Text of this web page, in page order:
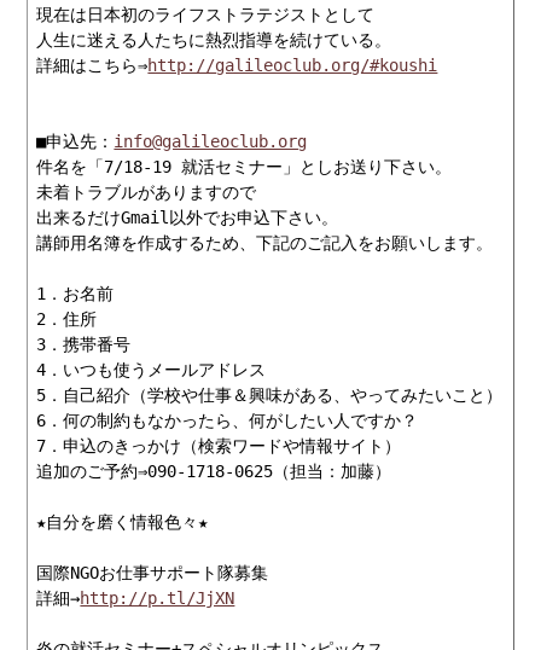
現在は日本初のライフストラテジストとして
人生に迷える人たちに熱烈指導を続けている。
詳細はこちら⇒http://galileoclub.org/#koushi
■申込先： info@galileoclub.org
件名を「7/18-19 就活セミナー」としお送り下さい。
未着トラブルがありますので
出来るだけGmail以外でお申込下さい。
講師用名簿を作成するため、下記のご記入をお願いします。
1．お名前
2．住所
3．携帯番号
4．いつも使うメールアドレス
5．自己紹介（学校や仕事＆興味がある、やってみたいこと）
6．何の制約もなかったら、何がしたい人ですか？
7．申込のきっかけ（検索ワードや情報サイト）
追加のご予約⇒090-1718-0625（担当：加藤）
★自分を磨く情報色々★
国際NGOお仕事サポート隊募集
詳細→http://p.tl/JjXN